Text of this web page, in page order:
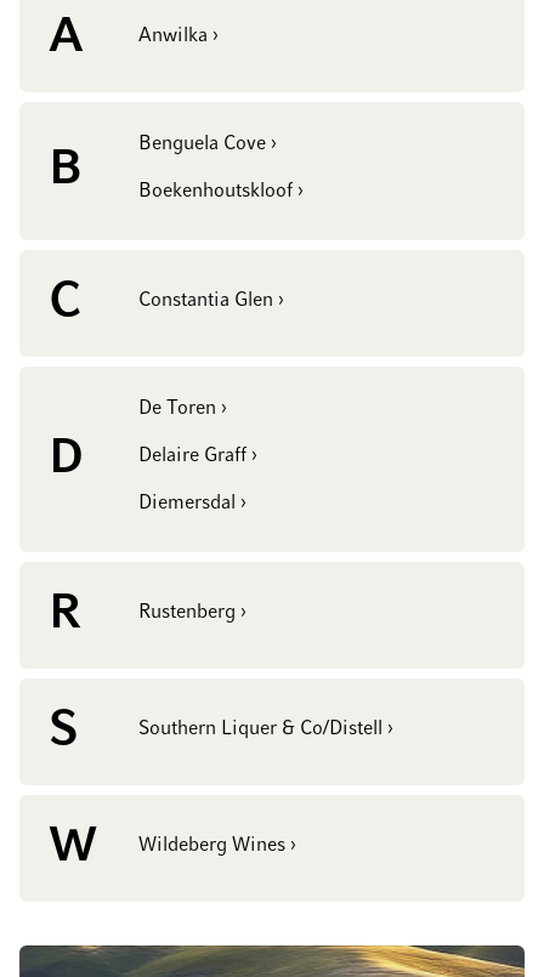
A Anwilka ›
B
Benguela Cove ›
Boekenhoutskloof ›
C Constantia Glen ›
D
De Toren ›
Delaire Graff ›
Diemersdal ›
R Rustenberg ›
S Southern Liquer & Co/Distell ›
W Wildeberg Wines ›